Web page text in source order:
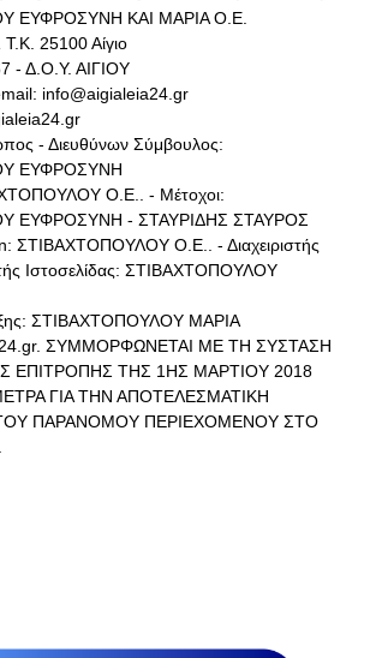
ΕΥΦΡΟΣΥΝΗ ΚΑΙ ΜΑΡΙΑ Ο.Ε.
25100 Αίγιο
- Δ.Ο.Υ. ΑΙΓΙΟΥ
info@aigialeia24.gr
- Διευθύνων Σύμβουλος:
ΕΥΦΡΟΣΥΝΗ
Ο.Ε.. - Μέτοχοι:
ΕΥΦΡΟΣΥΝΗ - ΣΤΑΥΡΙΔΗΣ ΣΤΑΥΡΟΣ
ΣΤΙΒΑΧΤΟΠΟΥΛΟΥ Ο.Ε.. - Διαχειριστής
Ιστοσελίδας: ΣΤΙΒΑΧΤΟΠΟΥΛΟΥ
ΣΤΙΒΑΧΤΟΠΟΥΛΟΥ ΜΑΡΙΑ
ΣΥΜΜΟΡΦΩΝΕΤΑΙ ΜΕ ΤΗ ΣΥΣΤΑΣΗ
ΕΠΙΤΡΟΠΗΣ ΤΗΣ 1ΗΣ ΜΑΡΤΙΟΥ 2018
ΓΙΑ ΤΗΝ ΑΠΟΤΕΛΕΣΜΑΤΙΚΗ
ΠΑΡΑΝΟΜΟΥ ΠΕΡΙΕΧΟΜΕΝΟΥ ΣΤΟ